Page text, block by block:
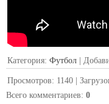
Категория: Футбол
Просмотров: 1140
Всего комментариев: 0